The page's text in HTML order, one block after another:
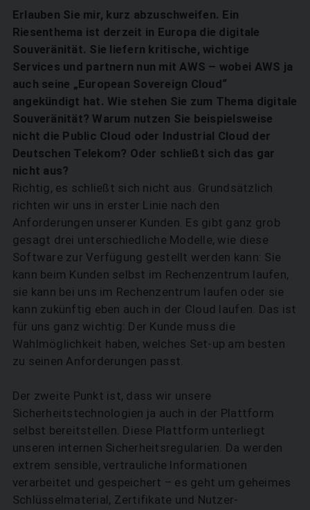
Erlauben Sie mir, kurz abzuschweifen. Ein
Riesenthema ist derzeit in Europa die digitale
Souveränität. Sie liefern kritische, wichtige
Services und partnern nun mit AWS – wobei AWS ja
auch seine „European Sovereign Cloud“
angekündigt hat. Wie stehen Sie zum Thema digitale
Souveränität? Warum nutzen Sie beispielsweise
nicht die Public Cloud oder Industrial Cloud der
Deutschen Telekom? Oder schließt sich das gar
nicht aus?
Richtig, es schließt sich nicht aus. Grundsätzlich
richten wir uns in erster Linie nach den
Anforderungen unserer Kunden. Es gibt ganz grob
gesagt drei unterschiedliche Modelle, wie diese
Software zur Verfügung gestellt werden kann: Sie
kann beim Kunden selbst im Rechenzentrum laufen,
sie kann bei uns im Rechenzentrum laufen oder sie
kann zukünftig eben auch in der Cloud laufen. Das ist
für uns ganz wichtig: Der Kunde muss die
Wahlmöglichkeit haben, welches Set-up am besten
zu seinen Anforderungen passt.
Der zweite Punkt ist, dass wir unsere
Sicherheitstechnologien ja auch in der Plattform
selbst bereitstellen. Diese Plattform unterliegt
unseren internen Sicherheitsregularien. Da werden
ex­trem sensible, vertrauliche Informationen
verarbeitet und gespeichert – es geht um geheimes
Schlüsselmaterial, Zertifikate und Nutzer-